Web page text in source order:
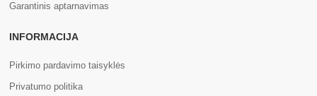
Garantinis aptarnavimas
INFORMACIJA
Pirkimo pardavimo taisyklės
Privatumo politika